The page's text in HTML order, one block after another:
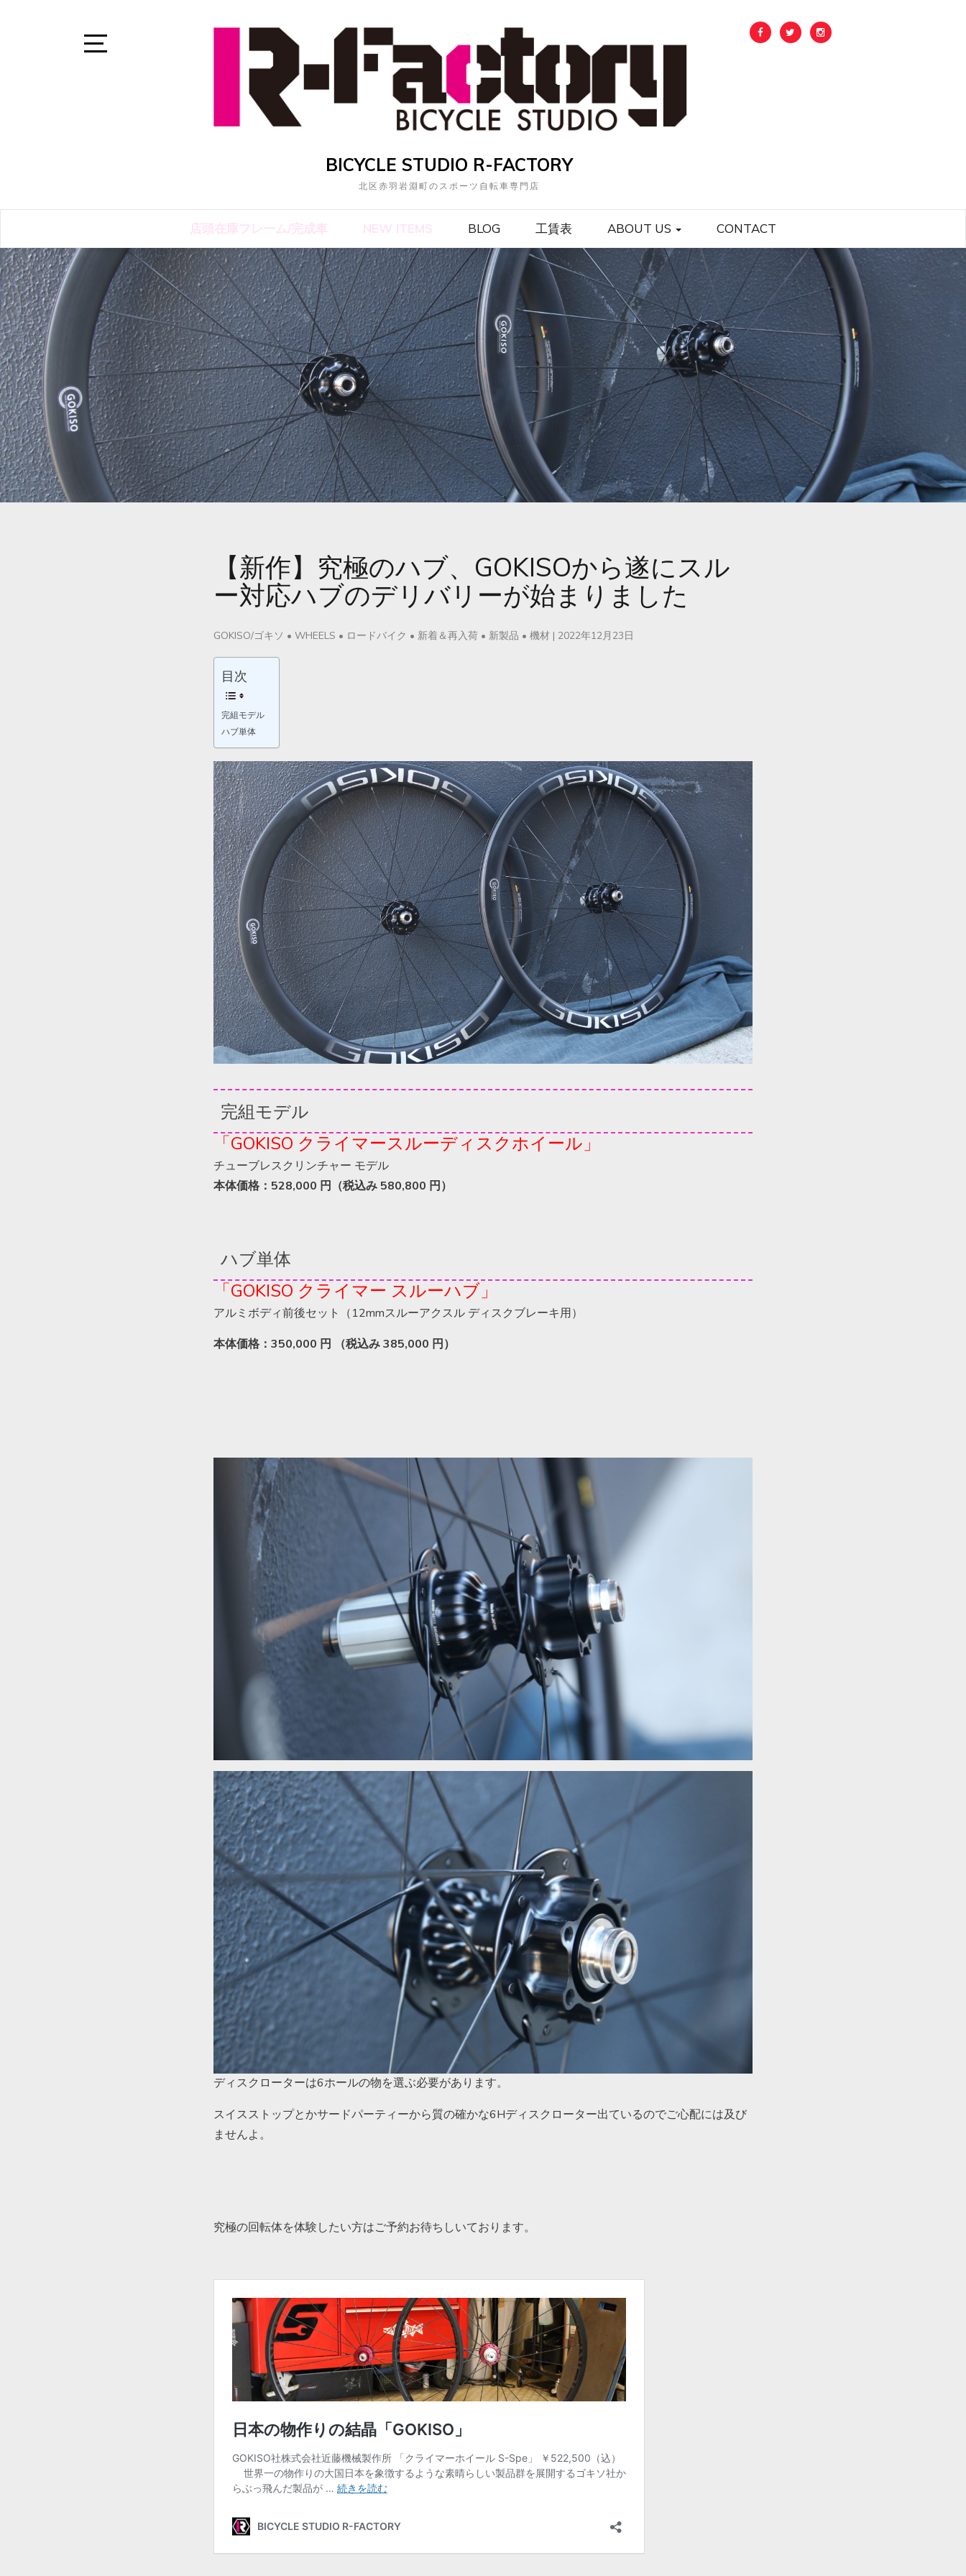
BICYCLE STUDIO R-FACTORY
北区赤羽岩淵町のスポーツ自転車専門店
店頭在庫フレーム/完成車 NEW ITEMS BLOG 工賃表 ABOUT US CONTACT
【新作】究極のハブ、GOKISOから遂にスル
ー対応ハブのデリバリーが始まりました
GOKISO/ゴキソ • WHEELS • ロードバイク • 新着＆再入荷 • 新製品 • 機材 | 2022年12月23日
目次
完組モデル
ハブ単体
完組モデル
「GOKISO クライマースルーディスクホイール」
チューブレスクリンチャー モデル
本体価格：528,000 円（税込み 580,800 円）
ハブ単体
「GOKISO クライマー スルーハブ」
アルミボディ前後セット（12mmスルーアクスル ディスクブレーキ用）
本体価格：350,000 円 （税込み 385,000 円）
ディスクローターは6ホールの物を選ぶ必要があります。
スイスストップとかサードパーティーから質の確かな6Hディスクローター出ているのでご心配には及び
ませんよ。
究極の回転体を体験したい方はご予約お待ちしいております。